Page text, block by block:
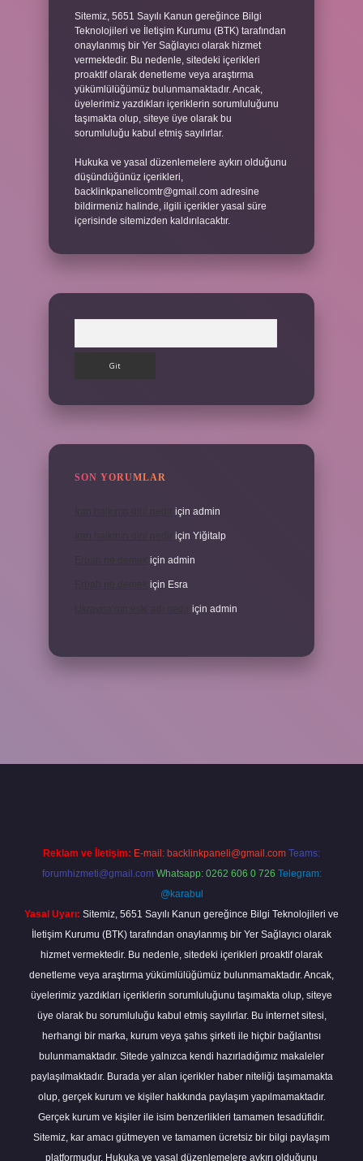
Sitemiz, 5651 Sayılı Kanun gereğince Bilgi
Teknolojileri ve İletişim Kurumu (BTK) tarafından
onaylanmış bir Yer Sağlayıcı olarak hizmet
vermektedir. Bu nedenle, sitedeki içerikleri
proaktif olarak denetleme veya araştırma
yükümlülüğümüz bulunmamaktadır. Ancak,
üyelerimiz yazdıkları içeriklerin sorumluluğunu
taşımakta olup, siteye üye olarak bu
sorumluluğu kabul etmiş sayılırlar.
Hukuka ve yasal düzenlemelere aykırı olduğunu
düşündüğünüz içerikleri,
backlinkpanelicomtr@gmail.com adresine
bildirmeniz halinde, ilgili içerikler yasal süre
içerisinde sitemizden kaldırılacaktır.
SON YORUMLAR
için admin
için Yiğitalp
için admin
için Esra
için admin
Reklam ve İletişim: E-mail: backlinkpaneli@gmail.com Teams:
forumhizmeti@gmail.com Whatsapp: 0262 606 0 726 Telegram:
@karabul
Yasal Uyarı: Sitemiz, 5651 Sayılı Kanun gereğince Bilgi Teknolojileri ve
İletişim Kurumu (BTK) tarafından onaylanmış bir Yer Sağlayıcı olarak
hizmet vermektedir. Bu nedenle, sitedeki içerikleri proaktif olarak
denetleme veya araştırma yükümlülüğümüz bulunmamaktadır. Ancak,
üyelerimiz yazdıkları içeriklerin sorumluluğunu taşımakta olup, siteye
üye olarak bu sorumluluğu kabul etmiş sayılırlar. Bu internet sitesi,
herhangi bir marka, kurum veya şahıs şirketi ile hiçbir bağlantısı
bulunmamaktadır. Sitede yalnızca kendi hazırladığımız makaleler
paylaşılmaktadır. Burada yer alan içerikler haber niteliği taşımamakta
olup, gerçek kurum ve kişiler hakkında paylaşım yapılmamaktadır.
Gerçek kurum ve kişiler ile isim benzerlikleri tamamen tesadüfidir.
Sitemiz, kar amacı gütmeyen ve tamamen ücretsiz bir bilgi paylaşım
platformudur. Hukuka ve yasal düzenlemelere aykırı olduğunu